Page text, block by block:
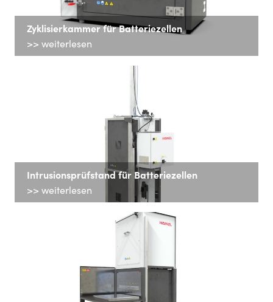
Zyklisierkammer für Batteriezellen
>> weiterlesen
Intrusionsprüfstand für Batteriezellen
>> weiterlesen